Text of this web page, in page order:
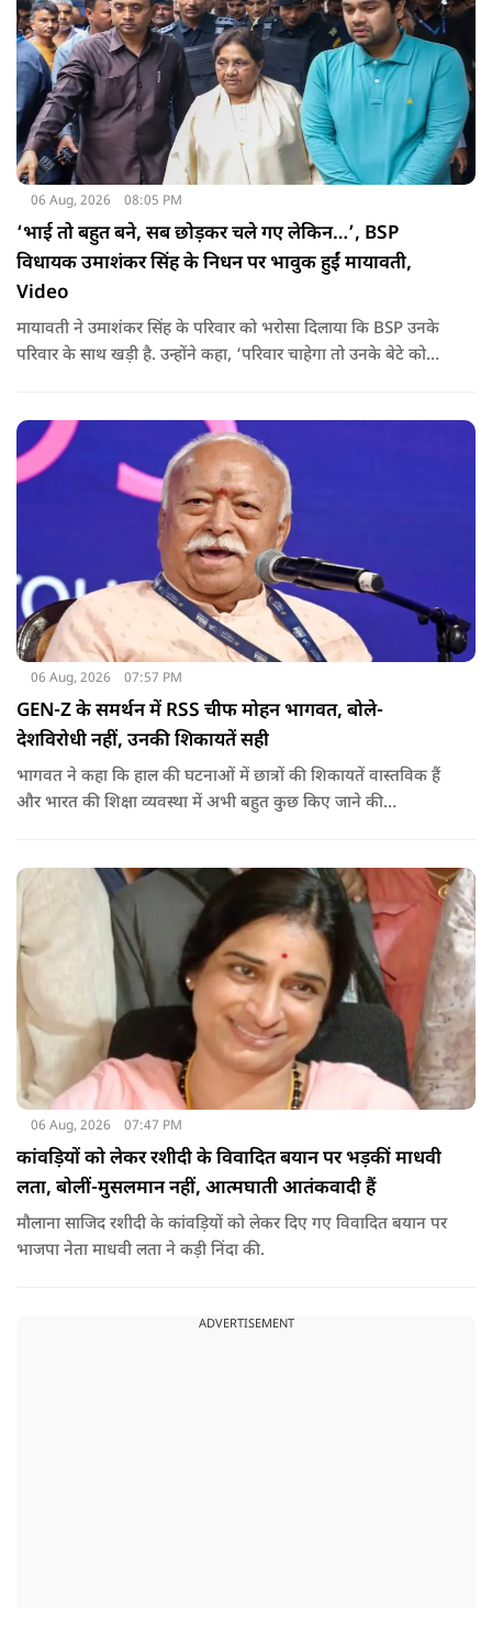
06 Aug, 2026 08:05 PM
‘भाई तो बहुत बने, सब छोड़कर चले गए लेकिन…’, BSP
विधायक उमाशंकर सिंह के निधन पर भावुक हुईं मायावती,
Video
मायावती ने उमाशंकर सिंह के परिवार को भरोसा दिलाया कि BSP उनके
परिवार के साथ खड़ी है. उन्होंने कहा, ‘परिवार चाहेगा तो उनके बेटे को
06 Aug, 2026 07:57 PM
GEN-Z के समर्थन में RSS चीफ मोहन भागवत, बोले-
देशविरोधी नहीं, उनकी शिकायतें सही
भागवत ने कहा कि हाल की घटनाओं में छात्रों की शिकायतें वास्तविक हैं
और भारत की शिक्षा व्यवस्था में अभी बहुत कुछ किए जाने की
06 Aug, 2026 07:47 PM
कांवड़ियों को लेकर रशीदी के विवादित बयान पर भड़कीं माधवी
लता, बोलीं-मुसलमान नहीं, आत्मघाती आतंकवादी हैं
मौलाना साजिद रशीदी के कांवड़ियों को लेकर दिए गए विवादित बयान पर
भाजपा नेता माधवी लता ने कड़ी निंदा की.
ADVERTISEMENT